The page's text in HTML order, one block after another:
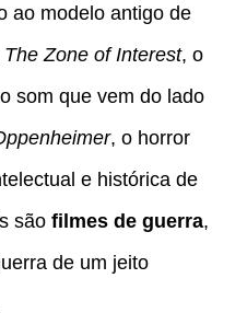
ao modelo antigo de
The Zone of Interest, o
som que vem do lado
, o horror
e histórica de
são filmes de guerra,
de um jeito